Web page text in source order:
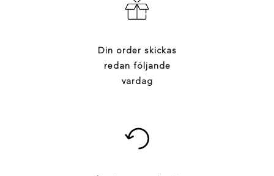
Din order skickas
redan följande
vardag